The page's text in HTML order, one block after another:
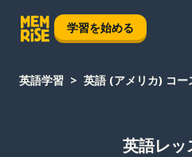
学習を始める
英語学習 英語 (アメリカ) コー
英語レッ